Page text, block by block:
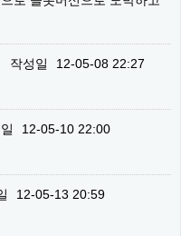
작성일
12-05-08 22:27
12-05-10 22:00
12-05-13 20:59